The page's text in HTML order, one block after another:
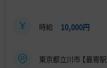
時給 10,000円
東京都立川市 【最寄